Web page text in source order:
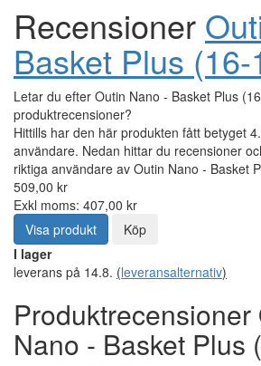
Recensioner
Basket Plus (16-
Letar du efter Outin Nano - Basket Plus
produktrecensioner?
Hittills har den här produkten fått betyget
användare. Nedan hittar du recensioner
riktiga användare av Outin Nano - Basket
509,00 kr
Exkl moms: 407,00 kr
Visa produkt
Köp
I lager
leverans på 14.8. (leveransalternativ)
Produktrecensioner
Nano - Basket Plus